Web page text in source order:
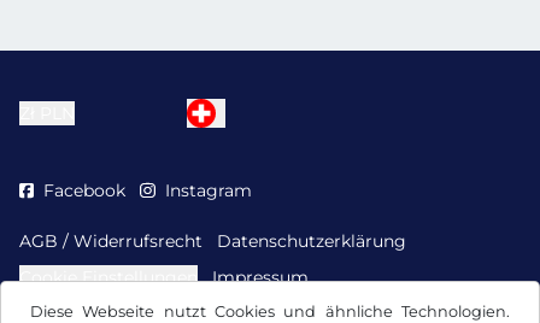
Diese Webseite nutzt Cookies und ähnliche Technologien.
Facebook Instagram
AGB / Widerrufsrecht
Datenschutzerklärung
Cookie Einstellungen
Impressum